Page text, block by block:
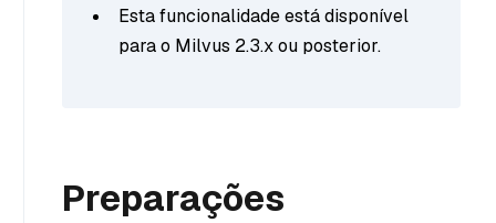
Esta funcionalidade está disponível
para o Milvus 2.3.x ou posterior.
Preparações